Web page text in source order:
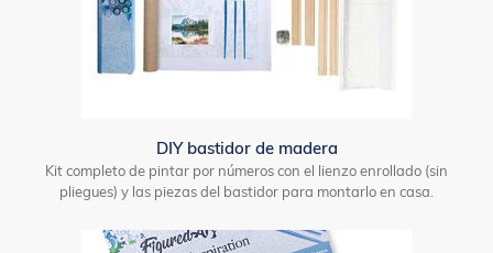
DIY bastidor de madera
Kit completo de pintar por números con el lienzo enrollado (sin
pliegues) y las piezas del bastidor para montarlo en casa.